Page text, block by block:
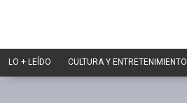
LO + LEÍDO CULTURA Y ENTRETENIMIENTO